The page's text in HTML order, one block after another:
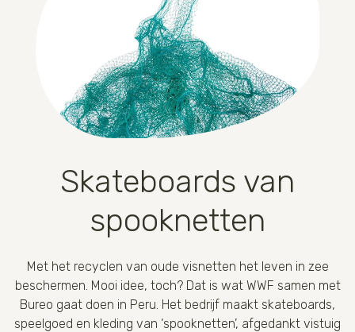
Skateboards van
spooknetten
Met het recyclen van oude visnetten het leven in zee
beschermen. Mooi idee, toch? Dat is wat WWF samen met
Bureo gaat doen in Peru. Het bedrijf maakt skateboards,
speelgoed en kleding van ‘spooknetten’, afgedankt vistuig